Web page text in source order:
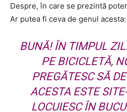
Despre, în care se prezintă
Ar putea fi ceva de genul acesta:
BUNĂ! ÎN TIMPUL
PE BICICLETĂ,
PREGĂTESC SĂ
ACESTA ESTE
LOCUIESC ÎN